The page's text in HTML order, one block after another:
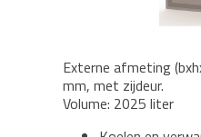
Externe afmeting
mm, met zijdeur.
Volume: 2025 liter